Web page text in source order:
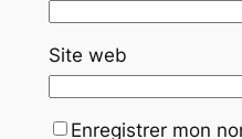
Site web
Enregistrer mon